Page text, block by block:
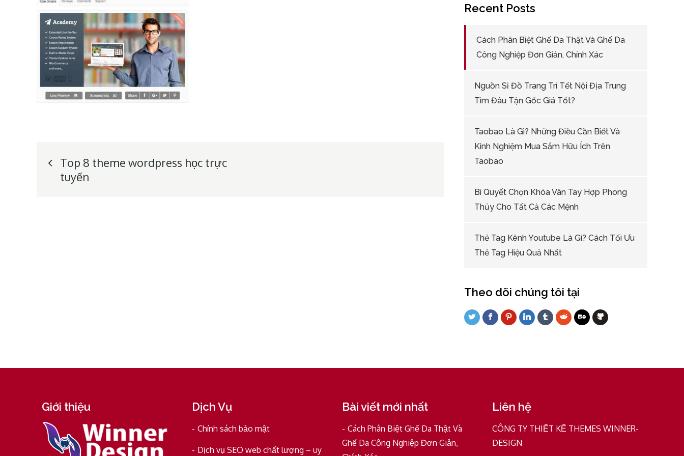
Post
navigation
Top 8 theme wordpress học trực
tuyến
Recent Posts
Cách Phân Biệt Ghế Da Thật Và Ghế Da
Công Nghiệp Đơn Giản, Chính Xác
Nguồn Sỉ Đồ Trang Trí Tết Nội Địa Trung
Tìm Đâu Tận Gốc Giá Tốt?
Taobao Là Gì? Những Điều Cần Biết Và
Kinh Nghiệm Mua Sắm Hữu Ích Trên
Taobao
Bí Quyết Chọn Khóa Vân Tay Hợp Phong
Thủy Cho Tất Cả Các Mệnh
Thẻ Tag Kênh Youtube Là Gì? Cách Tối Ưu
Thẻ Tag Hiệu Quả Nhất
Theo dõi chúng tôi tại
Giới thiệu Dịch Vụ
Chính sách bảo mật
Dịch vụ SEO web chất lượng – uy
Bài viết mới nhất
Cách Phân Biệt Ghế Da Thật Và
Ghế Da Công Nghiệp Đơn Giản,
Liên hệ
CÔNG TY THIẾT KẾ THEMES WINNER-
DESIGN